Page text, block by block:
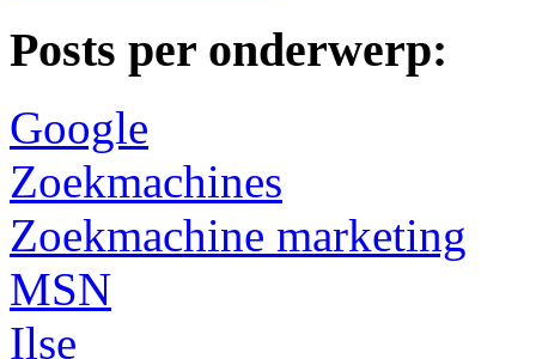
Posts per onderwerp:
Google
Zoekmachines
Zoekmachine marketing
MSN
Ilse